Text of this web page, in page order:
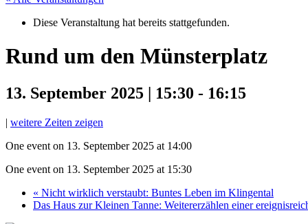
Diese Veranstaltung hat bereits stattgefunden.
Rund um den Münsterplatz
13. September 2025 | 15:30 - 16:15
| weitere Zeiten zeigen
One event on 13. September 2025 at 14:00
One event on 13. September 2025 at 15:30
« Nicht wirklich verstaubt: Buntes Leben im Klingental
Das Haus zur Kleinen Tanne: Weitererzählen einer